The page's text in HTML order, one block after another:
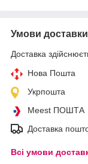
Умови доставки
Доставка
Нова Пошта
Укрпошта
Meest ПОШТА
Доставка
Всі умови